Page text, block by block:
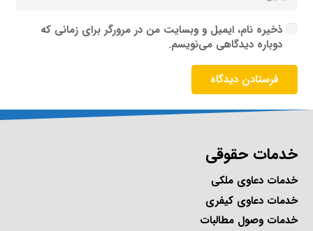
ذخیره نام، ایمیل و وبسایت من در مرورگر برای زمانی که
دوباره دیدگاهی می‌نویسم.
فرستادن دیدگاه
خدمات حقوقی
خدمات دعاوی ملکی
خدمات دعاوی کیفری
خدمات وصول مطالبات